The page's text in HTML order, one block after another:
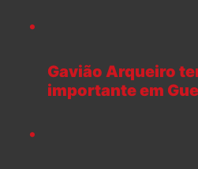
Gavião Arqueiro
importante em